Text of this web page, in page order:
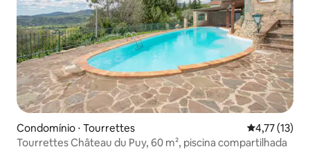
Condomínio ⋅ Tourrettes 4,77 de uma
4,77 (13)
Tourrettes Château du Puy, 60 m², piscina compartilhada